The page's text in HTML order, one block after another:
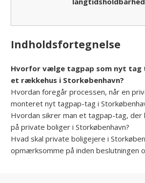
Indholdsfortegnelse
Hvorfor vælge tagpap som nyt tag
et rækkehus i Storkøbenhavn?
Hvordan foregår processen, når en
monteret nyt tagpap-tag i
Hvordan sikrer man et tagpap-tag, der
på private boliger i Storkøbenhavn?
Hvad skal private boligejere i
opmærksomme på inden beslutningen